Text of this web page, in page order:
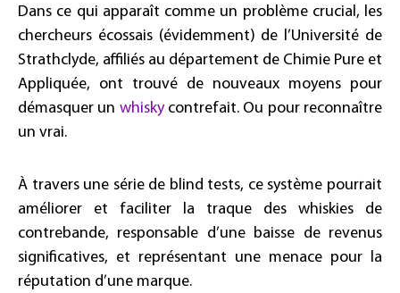
Dans ce qui apparaît comme un problème crucial, les
chercheurs écossais (évidemment) de l’Université de
Strathclyde, affiliés au département de Chimie Pure et
Appliquée, ont trouvé de nouveaux moyens pour
démasquer un whiskycontrefait. Ou pour reconnaître
un vrai.
À travers une série de blind tests, ce système pourrait
améliorer et faciliter la traque des whiskies de
contrebande, responsable d’une baisse de revenus
significatives, et représentant une menace pour la
réputation d’une marque.